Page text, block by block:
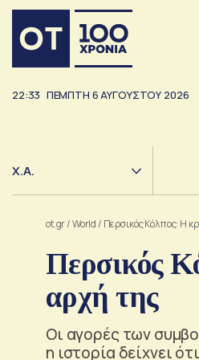
22:33 ΠΈΜΠΤΗ 6ΑΥΓΟΎΣΤΟΥ 2026
Χ.Α.
ot.gr/World / Περσικός Κόλπος: Η
Περσικός
αρχή της
Οι αγορές των
η ιστορία δείχνει